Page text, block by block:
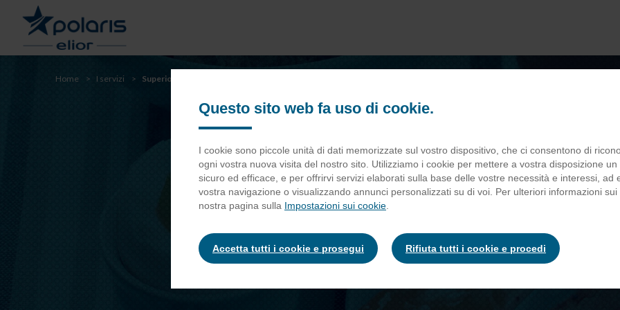
contenuto
YOU
Home I servizi Superior
SUPERIOR
Questo sito web fa uso di cookie.
I cookie sono piccole unità di dati memorizzate sul vostro dispositivo, che ci consentono di
ogni vostra nuova visita del nostro sito. Utilizziamo i cookie per mettere a vostra disposizione un
sicuro ed efficace, e per offrirvi servizi elaborati sulla base delle vostre necessità e interessi, ad
vostra navigazione o visualizzando annunci personalizzati su di voi. Per ulteriori informazioni
nostra pagina sulla Impostazioni sui cookie
Accetta tutti i cookie e prosegui Rifiuta tutti i cookie e procedi